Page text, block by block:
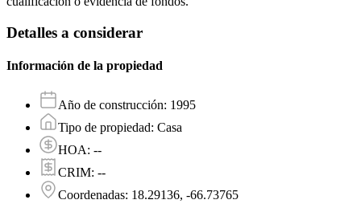
Detalles a considerar
Información de la propiedad
Año de construcción: 1995
Tipo de propiedad: Casa
HOA: --
CRIM: --
Coordenadas: 18.29136, -66.73765